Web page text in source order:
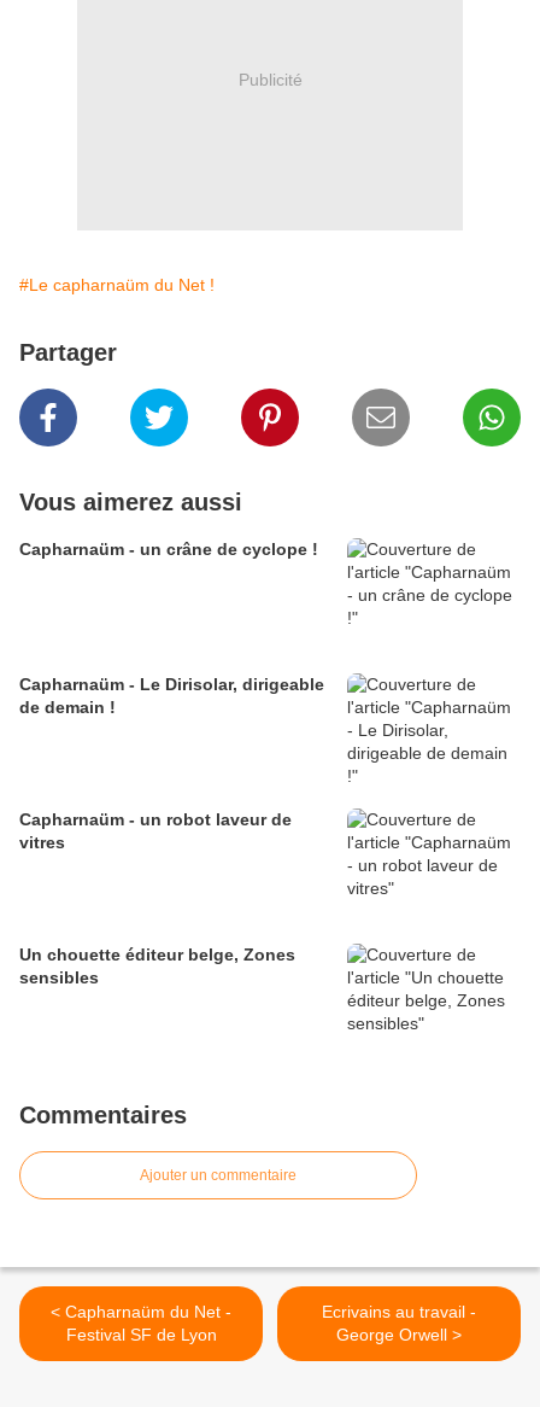
Publicité
#Le capharnaüm du Net !
Partager
Vous aimerez aussi
Capharnaüm - un crâne de cyclope !
Capharnaüm - Le Dirisolar, dirigeable
de demain !
Capharnaüm - un robot laveur de
vitres
Un chouette éditeur belge, Zones
sensibles
Commentaires
Ajouter un commentaire
< Capharnaüm du Net -
Festival SF de Lyon
Ecrivains au travail -
George Orwell >